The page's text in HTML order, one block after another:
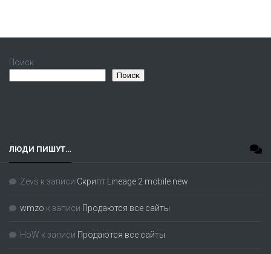
Поиск
Поиск
ЛЮДИ ПИШУТ…
Zevs к записи Скрипт Lineage 2 mobile new
wmzo к записи Продаются все сайты
HoW к записи Продаются все сайты